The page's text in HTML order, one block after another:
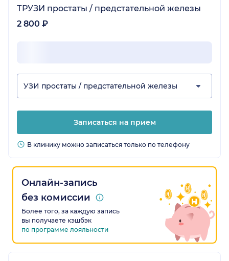
ТРУЗИ простаты / предстательной железы
2 800 ₽
УЗИ простаты / предстательной железы
Записаться на прием
В клинику можно записаться только по телефону
Онлайн-запись
без комиссии
Более того, за каждую запись
вы получаете кэшбэк
по программе лояльности